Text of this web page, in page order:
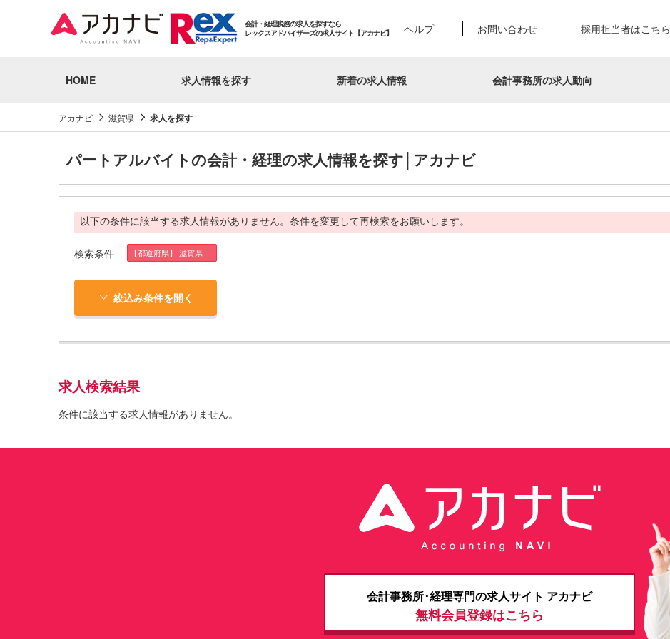
会計・経理税務の求人を探すなら
レックスアドバイザーズの求人サイト【アカナビ】
ヘルプ お問い合わせ 採用担当者はこちら
HOME 求人情報を探す 新着の求人情報 会計事務所の求人動向
アカナビ 滋賀県 求人を探す
パートアルバイトの会計・経理の求人情報を探す│アカナビ
以下の条件に該当する求人情報がありません。条件を変更して再検索をお願いします。
検索条件 【都道府県】 滋賀県
絞込み条件を開く
求人検索結果
条件に該当する求人情報がありません。
​​​会計事務所･経理専門の求人サイト アカナビ
無料会員登録はこちら